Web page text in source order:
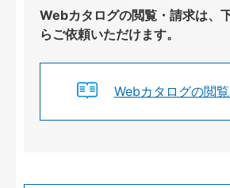
Webカタログの閲覧・請求は、
らご依頼いただけます。
Webカタログの閲